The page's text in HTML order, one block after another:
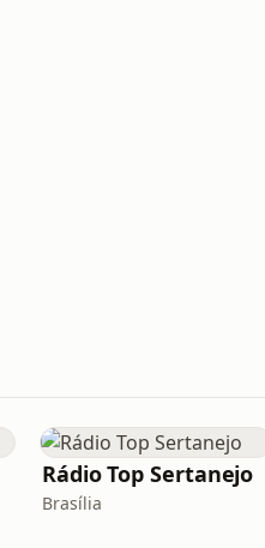
Rádio Top Sertanejo
Brasília